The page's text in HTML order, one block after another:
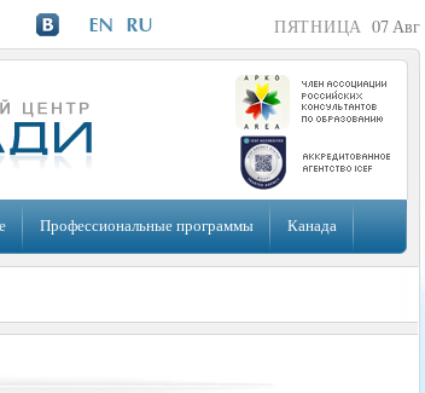
ПЯТНИЦА 07Авг
Профессиональные программы Канада